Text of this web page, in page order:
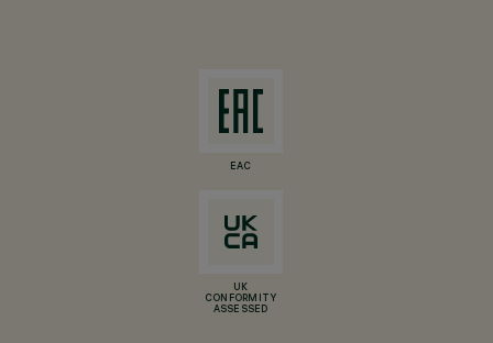
EAC
UK
CONFORMITY
ASSESSED